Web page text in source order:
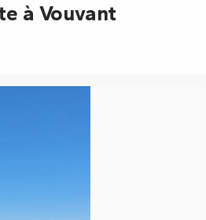
à Vouvant